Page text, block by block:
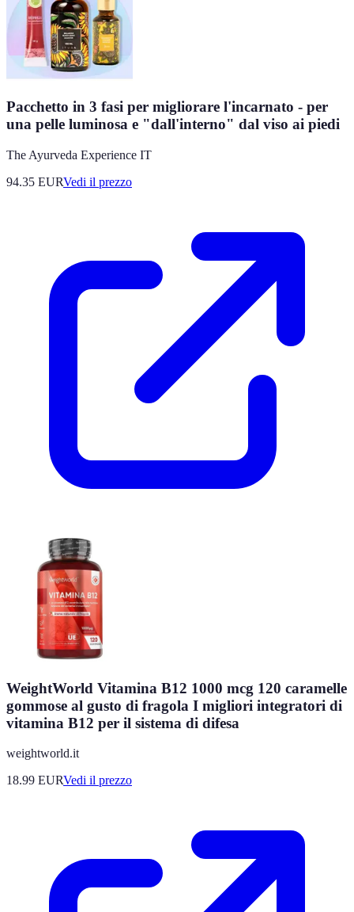
Pacchetto in 3 fasi per migliorare l'incarnato - per
una pelle luminosa e "dall'interno" dal viso ai piedi
The Ayurveda Experience IT
94.35 EURVedi il prezzo
WeightWorld Vitamina B12 1000 mcg 120 caramelle
gommose al gusto di fragola I migliori integratori di
vitamina B12 per il sistema di difesa
weightworld.it
18.99 EURVedi il prezzo